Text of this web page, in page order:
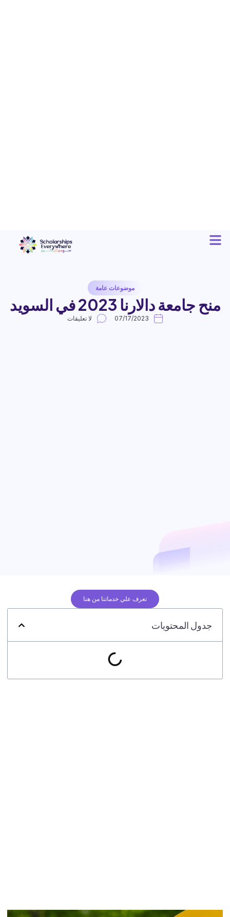
موضوعات عامة
منح جامعة دالارنا 2023 في السويد
07/17/2023 لا تعليقات
تعرف علي خدماتنا من هنا
جدول المحتويات